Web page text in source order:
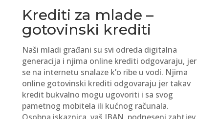
Krediti za mlade –
gotovinski krediti
Naši mladi građani su svi odreda digitalna
generacija i njima online krediti odgovaraju, jer
se na internetu snalaze k’o ribe u vodi. Njima
online gotovinski krediti odgovaraju jer takav
kredit bukvalno mogu ugovoriti i sa svog
pametnog mobitela ili kućnog računala.